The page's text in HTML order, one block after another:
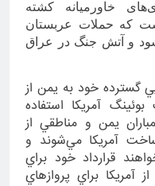
خاورمیانه کشته
که حملات عربستان
و آتش جنگ در عراق
گسترده خود به يمن از
شركت بوئينگ آمريكا استفاده
يمن و مناطقي از
سوار جنگنده‌هاي اف16 ساخت آمريكا مي‌شوند و
قرارداد خود براي
آمريكا براي پروازهاي